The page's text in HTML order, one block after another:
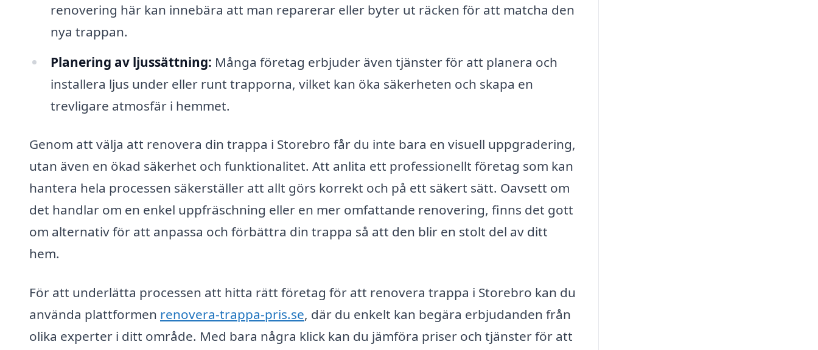
renovering här kan innebära att man reparerar eller byter ut räcken för att matcha den
nya trappan.
Planering av ljussättning: Många företag erbjuder även tjänster för att planera och
installera ljus under eller runt trapporna, vilket kan öka säkerheten och skapa en
trevligare atmosfär i hemmet.
Genom att välja att renovera din trappa i Storebro får du inte bara en visuell uppgradering,
utan även en ökad säkerhet och funktionalitet. Att anlita ett professionellt företag som kan
hantera hela processen säkerställer att allt görs korrekt och på ett säkert sätt. Oavsett om
det handlar om en enkel uppfräschning eller en mer omfattande renovering, finns det gott
om alternativ för att anpassa och förbättra din trappa så att den blir en stolt del av ditt
hem.
För att underlätta processen att hitta rätt företag för att renovera trappa i Storebro kan du
använda plattformen renovera-trappa-pris.se, där du enkelt kan begära erbjudanden från
olika experter i ditt område. Med bara några klick kan du jämföra priser och tjänster för att